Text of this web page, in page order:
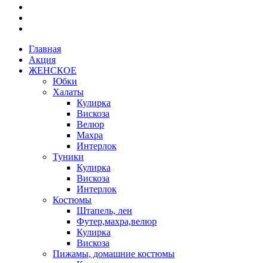
Главная
Акция
ЖЕНСКОЕ
Юбки
Халаты
Кулирка
Вискоза
Велюр
Махра
Интерлок
Туники
Кулирка
Вискоза
Интерлок
Костюмы
Штапель, лен
Футер,махра,велюр
Кулирка
Вискоза
Пижамы, домашние костюмы